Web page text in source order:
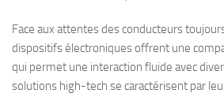
Face aux attentes des conducteurs
dispositifs électroniques offrent une
qui permet une interaction fluide avec
solutions high-tech se caractérisent par